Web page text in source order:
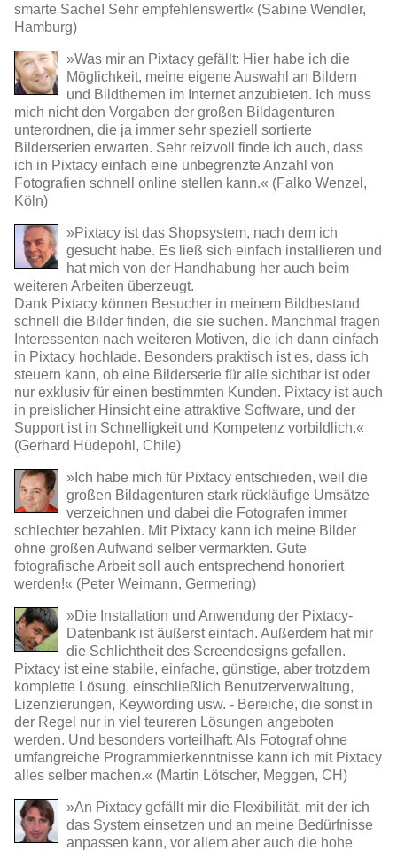
smarte Sache! Sehr empfehlenswert!« (Sabine Wendler,
Hamburg)
»Was mir an Pixtacy gefällt: Hier habe ich die
Möglichkeit, meine eigene Auswahl an Bildern
und Bildthemen im Internet anzubieten. Ich muss
mich nicht den Vorgaben der großen Bildagenturen
unterordnen, die ja immer sehr speziell sortierte
Bilderserien erwarten. Sehr reizvoll finde ich auch, dass
ich in Pixtacy einfach eine unbegrenzte Anzahl von
Fotografien schnell online stellen kann.« (Falko Wenzel,
Köln)
»Pixtacy ist das Shopsystem, nach dem ich
gesucht habe. Es ließ sich einfach installieren und
hat mich von der Handhabung her auch beim
weiteren Arbeiten überzeugt.
Dank Pixtacy können Besucher in meinem Bildbestand
schnell die Bilder finden, die sie suchen. Manchmal fragen
Interessenten nach weiteren Motiven, die ich dann einfach
in Pixtacy hochlade. Besonders praktisch ist es, dass ich
steuern kann, ob eine Bilderserie für alle sichtbar ist oder
nur exklusiv für einen bestimmten Kunden. Pixtacy ist auch
in preislicher Hinsicht eine attraktive Software, und der
Support ist in Schnelligkeit und Kompetenz vorbildlich.«
(Gerhard Hüdepohl, Chile)
»Ich habe mich für Pixtacy entschieden, weil die
großen Bildagenturen stark rückläufige Umsätze
verzeichnen und dabei die Fotografen immer
schlechter bezahlen. Mit Pixtacy kann ich meine Bilder
ohne großen Aufwand selber vermarkten. Gute
fotografische Arbeit soll auch entsprechend honoriert
werden!« (Peter Weimann, Germering)
»Die Installation und Anwendung der Pixtacy-
Datenbank ist äußerst einfach. Außerdem hat mir
die Schlichtheit des Screendesigns gefallen.
Pixtacy ist eine stabile, einfache, günstige, aber trotzdem
komplette Lösung, einschließlich Benutzerverwaltung,
Lizenzierungen, Keywording usw. - Bereiche, die sonst in
der Regel nur in viel teureren Lösungen angeboten
werden. Und besonders vorteilhaft: Als Fotograf ohne
umfangreiche Programmierkenntnisse kann ich mit Pixtacy
alles selber machen.« (Martin Lötscher, Meggen, CH)
»An Pixtacy gefällt mir die Flexibilität. mit der ich
das System einsetzen und an meine Bedürfnisse
anpassen kann, vor allem aber auch die hohe